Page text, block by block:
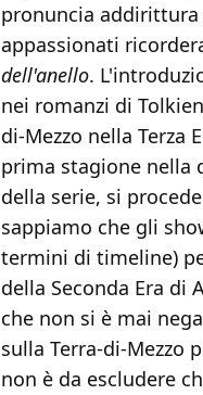
pronuncia addirittura
appassionati
dell'anello.
nei romanzi di
di-Mezzo nella Terza
prima stagione nella
della serie, si
sappiamo che gli
termini di timeline)
della Seconda Era di
che non si è mai
sulla Terra-di-Mezzo
non è da escludere